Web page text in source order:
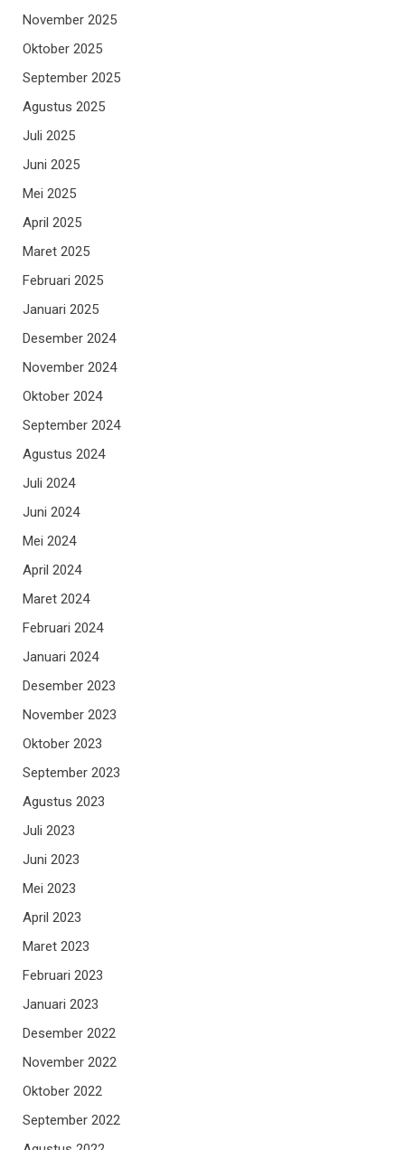
November 2025
Oktober 2025
September 2025
Agustus 2025
Juli 2025
Juni 2025
Mei 2025
April 2025
Maret 2025
Februari 2025
Januari 2025
Desember 2024
November 2024
Oktober 2024
September 2024
Agustus 2024
Juli 2024
Juni 2024
Mei 2024
April 2024
Maret 2024
Februari 2024
Januari 2024
Desember 2023
November 2023
Oktober 2023
September 2023
Agustus 2023
Juli 2023
Juni 2023
Mei 2023
April 2023
Maret 2023
Februari 2023
Januari 2023
Desember 2022
November 2022
Oktober 2022
September 2022